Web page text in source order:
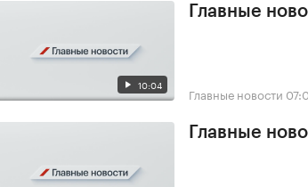
10:04
Главные
Главные новости
Главные